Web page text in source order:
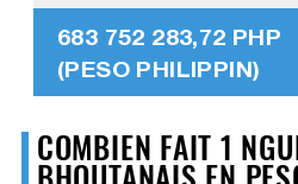
683 752 283,72 PHP
(PESO PHILIPPIN)
COMBIEN FAIT 1